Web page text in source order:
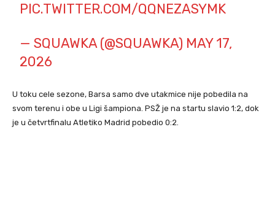
PIC.TWITTER.COM/QQNEZASYMK
— SQUAWKA (@SQUAWKA) MAY 17,
2026
U toku cele sezone, Barsa samo dve utakmice nije pobedila na
svom terenu i obe u Ligi šampiona. PSŽ je na startu slavio 1:2, dok
je u četvrtfinalu Atletiko Madrid pobedio 0:2.